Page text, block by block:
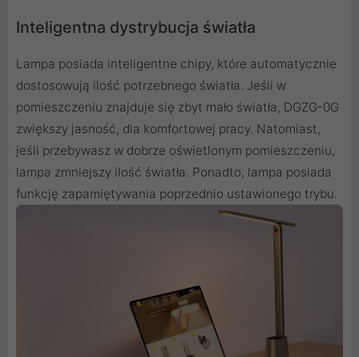
Inteligentna dystrybucja światła
Lampa posiada inteligentne chipy, które automatycznie
dostosowują ilość potrzebnego światła. Jeśli w
pomieszczeniu znajduje się zbyt mało światła, DGZG-0G
zwiększy jasność, dla komfortowej pracy. Natomiast,
jeśli przebywasz w dobrze oświetlonym pomieszczeniu,
lampa zmniejszy ilość światła. Ponadto, lampa posiada
funkcję zapamiętywania poprzednio ustawionego trybu.